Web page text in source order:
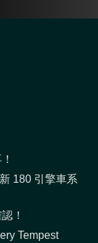
180 引擎車系
！
Tempest